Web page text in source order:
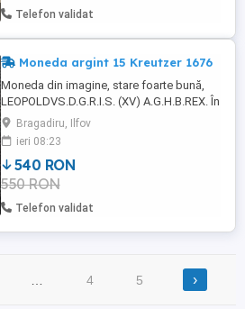
Telefon validat
Moneda argint 15 Kreutzer 1676
Moneda din imagine, stare foarte bună,
LEOPOLDVS.D.G.R.I.S. (XV) A.G.H.B.REX. În
țară trimit prin curier sau poșta română cu
ramburs
Bragadiru, Ilfov
ieri 08:23
540 RON
550 RON
Telefon validat
4 5 ›